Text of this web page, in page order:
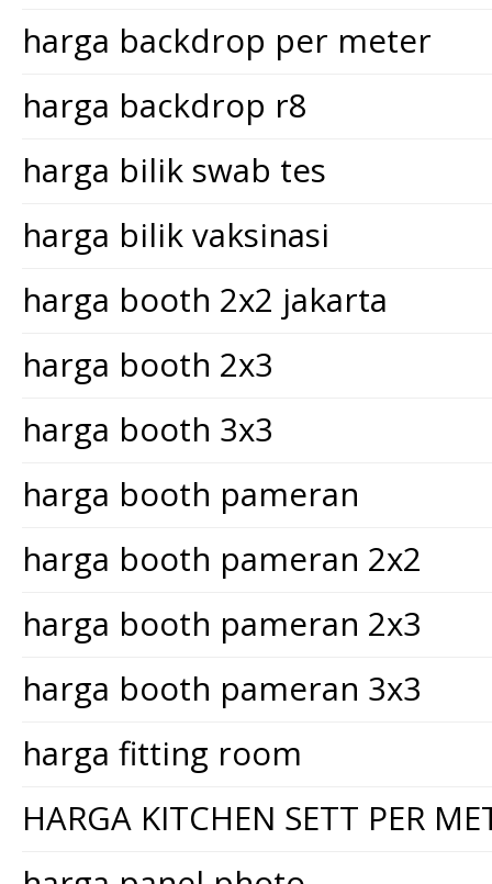
harga backdrop per meter
harga backdrop r8
harga bilik swab tes
harga bilik vaksinasi
harga booth 2x2 jakarta
harga booth 2x3
harga booth 3x3
harga booth pameran
harga booth pameran 2x2
harga booth pameran 2x3
harga booth pameran 3x3
harga fitting room
HARGA KITCHEN SETT PER